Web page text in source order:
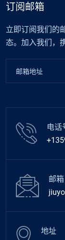
订阅邮箱
立即订阅我们的
态。加入我们，
电话
邮箱
地址